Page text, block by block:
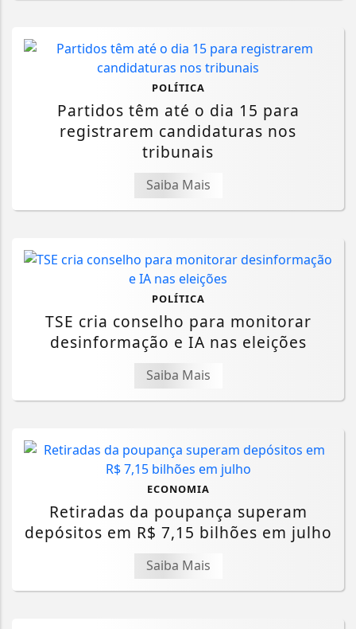
POLÍTICA
Partidos têm até o dia 15 para
registrarem candidaturas nos
tribunais
Saiba Mais
POLÍTICA
TSE cria conselho para monitorar
desinformação e IA nas eleições
Saiba Mais
ECONOMIA
Retiradas da poupança superam
depósitos em R$ 7,15 bilhões em julho
Saiba Mais